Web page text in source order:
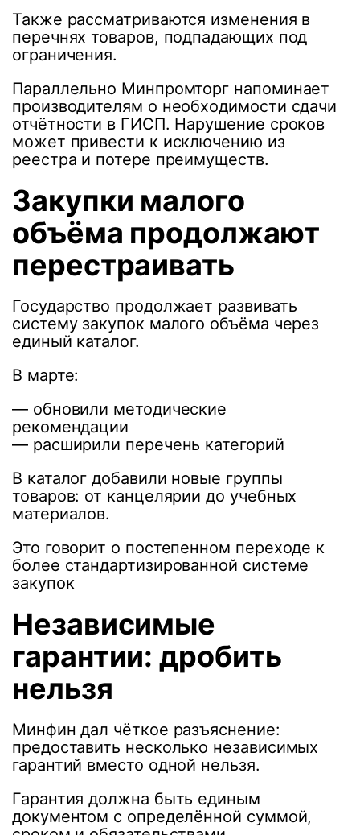
Также рассматриваются изменения в
перечнях товаров, подпадающих под
ограничения.
Параллельно Минпромторг напоминает
производителям о необходимости сдачи
отчётности в ГИСП. Нарушение сроков
может привести к исключению из
реестра и потере преимуществ.
Закупки малого
объёма продолжают
перестраивать
Государство продолжает развивать
систему закупок малого объёма через
единый каталог.
В марте:
— обновили методические
рекомендации
— расширили перечень категорий
В каталог добавили новые группы
товаров: от канцелярии до учебных
материалов.
Это говорит о постепенном переходе к
более стандартизированной системе
закупок
Независимые
гарантии: дробить
нельзя
Минфин дал чёткое разъяснение:
предоставить несколько независимых
гарантий вместо одной нельзя.
Гарантия должна быть единым
документом с определённой суммой,